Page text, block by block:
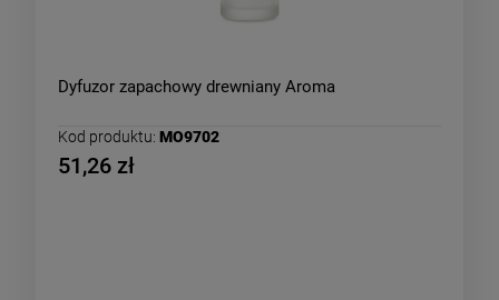
Dyfuzor zapachowy drewniany Aroma
Kod produktu: MO9702
51,26 zł